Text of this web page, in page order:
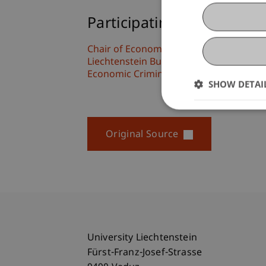
Participating Institutions
Chair of Economic Criminal Law,
Liechtenstein Business Law School
Economic Criminal Law, Compliance
Original Source
University Liechtenstein
Fürst-Franz-Josef-Strasse
SHOW